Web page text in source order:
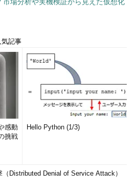
確認する
設定ごとに確認できます。例えば、
ルトのフォントを表示するには、
うに指定します（画面2 ）。
た場合」であれば「fc-match
す。
気記事
感動
挑戦
Hello Python (1/3)
（Distributed Denial of Service Attack）